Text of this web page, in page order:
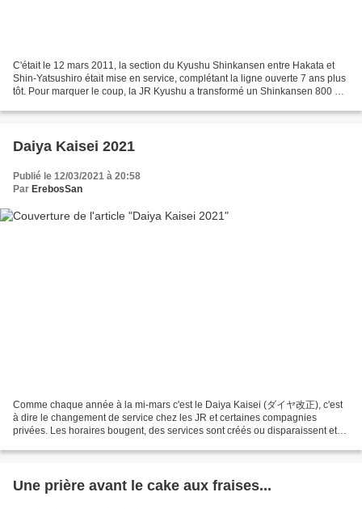
C'était le 12 mars 2011, la section du Kyushu Shinkansen entre Hakata et
Shin-Yatsushiro était mise en service, complétant la ligne ouverte 7 ans plus
tôt. Pour marquer le coup, la JR Kyushu a transformé un Shinkansen 800 en
Daiya Kaisei 2021
Publié le 12/03/2021 à 20:58
Par ErebosSan
Comme chaque année à la mi-mars c'est le Daiya Kaisei (ダイヤ改正), c'est
à dire le changement de service chez les JR et certaines compagnies
privées. Les horaires bougent, des services sont créés ou disparaissent et
Une prière avant le cake aux fraises...